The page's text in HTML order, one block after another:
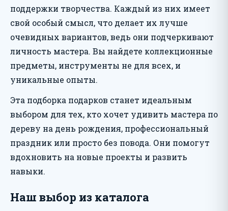
поддержки творчества. Каждый из них имеет
свой особый смысл, что делает их лучше
очевидных вариантов, ведь они подчеркивают
личность мастера. Вы найдете коллекционные
предметы, инструменты не для всех, и
уникальные опыты.
Эта подборка подарков станет идеальным
выбором для тех, кто хочет удивить мастера по
дереву на день рождения, профессиональный
праздник или просто без повода. Они помогут
вдохновить на новые проекты и развить
навыки.
Наш выбор из каталога